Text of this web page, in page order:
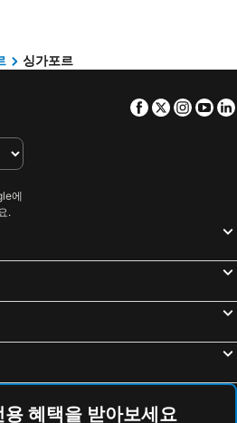
T3
M Hotel Singapore City Centre
Hotel Faber Park Singapore - Handwritten Collection
Sedili Kecil, 조호르 호텔
싱가포르
Facebook
Twitter
에
.
혜택을 받아보세요